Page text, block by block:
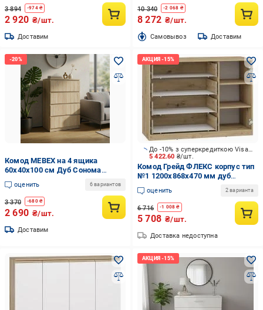
3 894 -974₴
2 920 ₴/шт.
Доставим
10 340 -2 068 ₴
8 272 ₴/шт.
Cамовывоз Доставим
Комод MEBEX на 4 ящика
60х40х100 см Дуб Сонома
(VM4B600DS)
оценить 6 вариантов
3 370 -680₴
2 690 ₴/шт.
Доставим
5 422.60 ₴/шт.
До -10% з суперкредиткою Visa Вигода
Комод Грейд ФЛЕКС корпус тип
№1 1200x868x470 мм дуб
артизан
оценить 2 варианта
6 716 -1 008 ₴
5 708 ₴/шт.
Доставка недоступна